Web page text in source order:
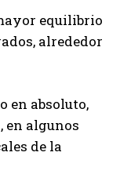
equilibrio
alrededor
en absoluto,
en algunos
de la